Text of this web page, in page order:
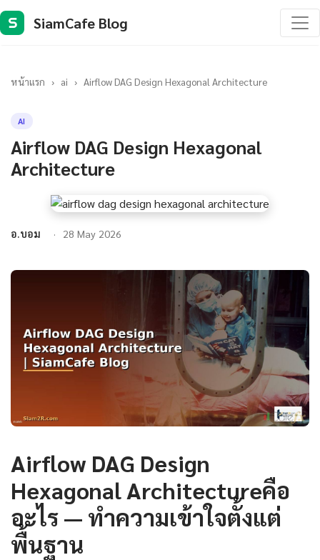
S SiamCafe Blog
หน้าแรก › ai › Airflow DAG Design Hexagonal Architecture
AI
Airflow DAG Design Hexagonal
Architecture
อ.บอม 28 May 2026
Airflow DAG Design
Hexagonal Architectureคือ
อะไร — ทำความเข้าใจตั้งแต่
พื้นฐาน